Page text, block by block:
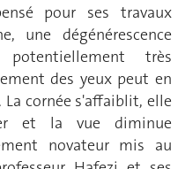
pour ses travaux
une dégénérescence
très
des yeux peut en
cornée s'affaiblit, elle
et la vue diminue
novateur mis au